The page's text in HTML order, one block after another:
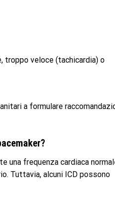
troppo veloce (tachicardia) o
a formulare
una frequenza cardiaca
Tuttavia, alcuni ICD possono